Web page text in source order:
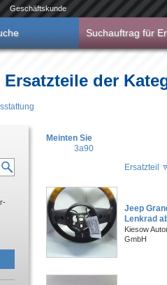
Geschäftskunde
Suchauftrag für
Ersatzteile der
Meinten Sie
3a90
Ersatzteil
Jeep
Lenkrad
Kiesow
GmbH